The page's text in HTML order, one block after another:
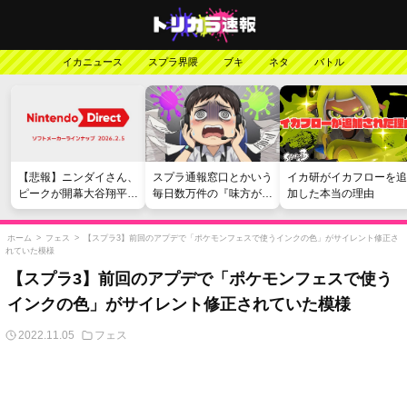
イカニュース スプラ界隈 ブキ ネタ バトル
【悲報】ニンダイさん、
ピークが開幕大谷翔平の
がっかりダイレクトだっ
たと言われてしまう
スプラ通報窓口とかいう
毎日数万件の『味方が弱
い』愚痴を読まされる苦
行
イカ研がイカフローを追
加した本当の理由
ホーム > フェス >
【スプラ3】前回のアプデで「ポケモンフェスで使うインクの色」がサイレント修正さ
れていた模様
【スプラ3】前回のアプデで「ポケモンフェスで使う
インクの色」がサイレント修正されていた模様
2022.11.05 フェス